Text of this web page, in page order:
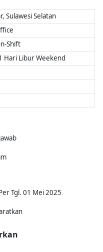
Sulawesi Selatan
Shift
Hari Libur Weekend
Tgl. 01 Mei 2025